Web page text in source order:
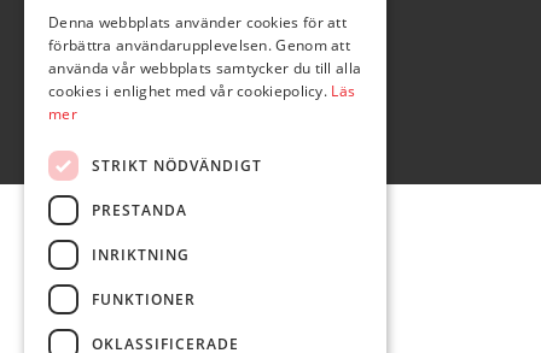
Denna webbplats använder cookies för att
förbättra användarupplevelsen. Genom att
använda vår webbplats samtycker du till alla
cookies i enlighet med vår cookiepolicy. Läs
mer
STRIKT NÖDVÄNDIGT
PRESTANDA
INRIKTNING
FUNKTIONER
OKLASSIFICERADE